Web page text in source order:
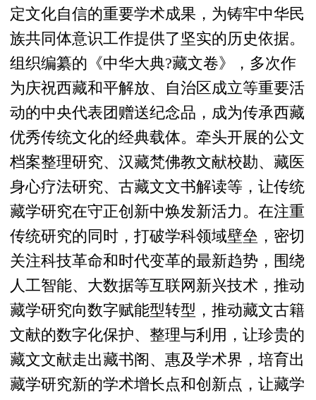
定文化自信的重要学术成果，为铸牢中华民
族共同体意识工作提供了坚实的历史依据。
组织编纂的《中华大典?藏文卷》，多次作
为庆祝西藏和平解放、自治区成立等重要活
动的中央代表团赠送纪念品，成为传承西藏
优秀传统文化的经典载体。牵头开展的公文
档案整理研究、汉藏梵佛教文献校勘、藏医
身心疗法研究、古藏文文书解读等，让传统
藏学研究在守正创新中焕发新活力。在注重
传统研究的同时，打破学科领域壁垒，密切
关注科技革命和时代变革的最新趋势，围绕
人工智能、大数据等互联网新兴技术，推动
藏学研究向数字赋能型转型，推动藏文古籍
文献的数字化保护、整理与利用，让珍贵的
藏文文献走出藏书阁、惠及学术界，培育出
藏学研究新的学术增长点和创新点，让藏学